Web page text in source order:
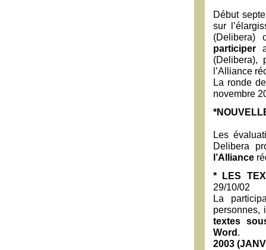
Début
sur
(Delibera)
participer
(Delibera),
l’Alliance
La ronde
novembre
Les
Delibera
l’Alliance
* LES
29/10/02
La
personnes,
textes
Word .
2003